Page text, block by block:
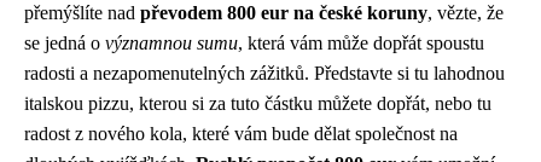
přemýšlíte nad převodem 800 eur na české koruny, vězte, že
se jedná o významnou sumu, která vám může dopřát spoustu
radosti a nezapomenutelných zážitků. Představte si tu lahodnou
italskou pizzu, kterou si za tuto částku můžete dopřát, nebo tu
radost z nového kola, které vám bude dělat společnost na